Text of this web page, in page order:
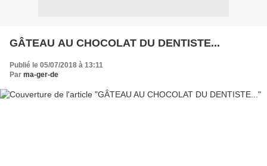
GÂTEAU AU CHOCOLAT DU DENTISTE...
Publié le 05/07/2018 à 13:11
Par ma-ger-de